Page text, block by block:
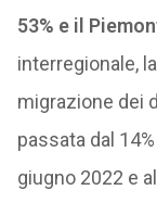
53% e il
interregionale,
migrazione dei
passata dal
giugno 2022 e